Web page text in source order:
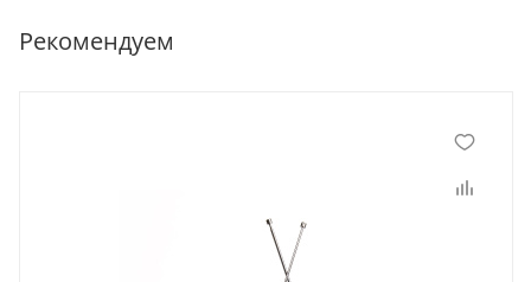
Рекомендуем